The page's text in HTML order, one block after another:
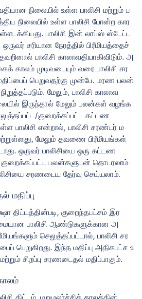
நிலையில் உள்ள பாலிசி மற்றும் ப
நிலையில் உள்ள பாலிசி போன்ற கார
பாலிசி இன் லாப்ஸ் ஸ்டேட்ட
சரியான நேரத்தில் பிரீமியத்தைச்
பாலிசி காலாவதியாகிவிடும். அ
காலம் முடிவடையும் வரை பாலிசி சர
பெறுவதற்கு முன்பே. மரண பலன்
மேலும், பாலிசி காலாவ
இருந்தால் மேலும் பலன்கள் வழங்க
குறைக்கப்பட்ட கட்டண
பாலிசி என்றால், பாலிசி சரண்டர் ம
மேலும் தவணை பிரீமியங்கள்
ஒருவர் பாலிசியை ஒரு கட்டண
குறைக்கப்பட்ட பலன்களுடன் தொடரலாம்
சரணடைய தேர்வு செய்யலாம்.
மதிப்பு
திட்டத்தின்படி, குறைந்தபட்சம் இர
பாலிசி ஆண்டுகளுக்கான அ
செலுத்தப்பட்டால், பாலிசி சர
பெறுகிறது. இந்த மதிப்பு அதிகபட்ச உ
சிறப்பு சரணடைதல் மதிப்பாகும்.